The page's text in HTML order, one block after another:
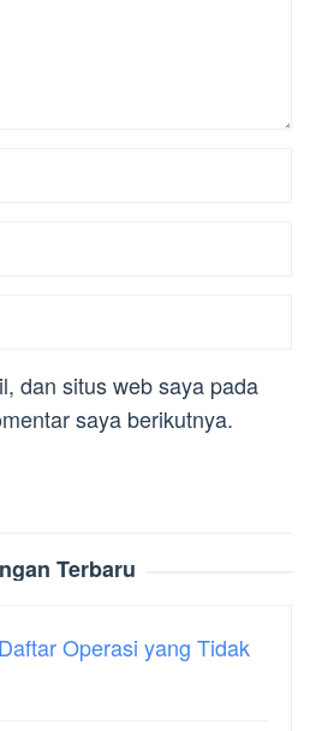
dan situs web saya pada
saya berikutnya.
Terbaru
Operasi yang Tidak